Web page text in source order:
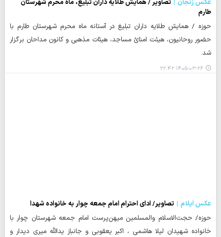
عکس زنجان
تصاویر / همایش طلایه داران تبلیغ، ماه محرم شهرستان
طارم
حوزه / همایش طلایه داران تبلیغ در آستانه ماه محرم شهرستان طارم با
حضور روحانیون، هیئت امنائ مساجد، هیئات مذهبی و کانون مداحان برگزار
شد.
۱۴۰۵-۰۳-۲۶ ۲۲:۴۲
عکس ایلام
تصاویر/ ادای احترام امام جمعه چوار به خانواده شهدا
حوزه/ حجت‌الاسلام والمسلمین میهن‌پرست امام جمعه شهرستان چوار با
خانواده شهیدان لیلا هاشمی ، اکبر یعقوبی و جانباز یدالله میری دیدار و